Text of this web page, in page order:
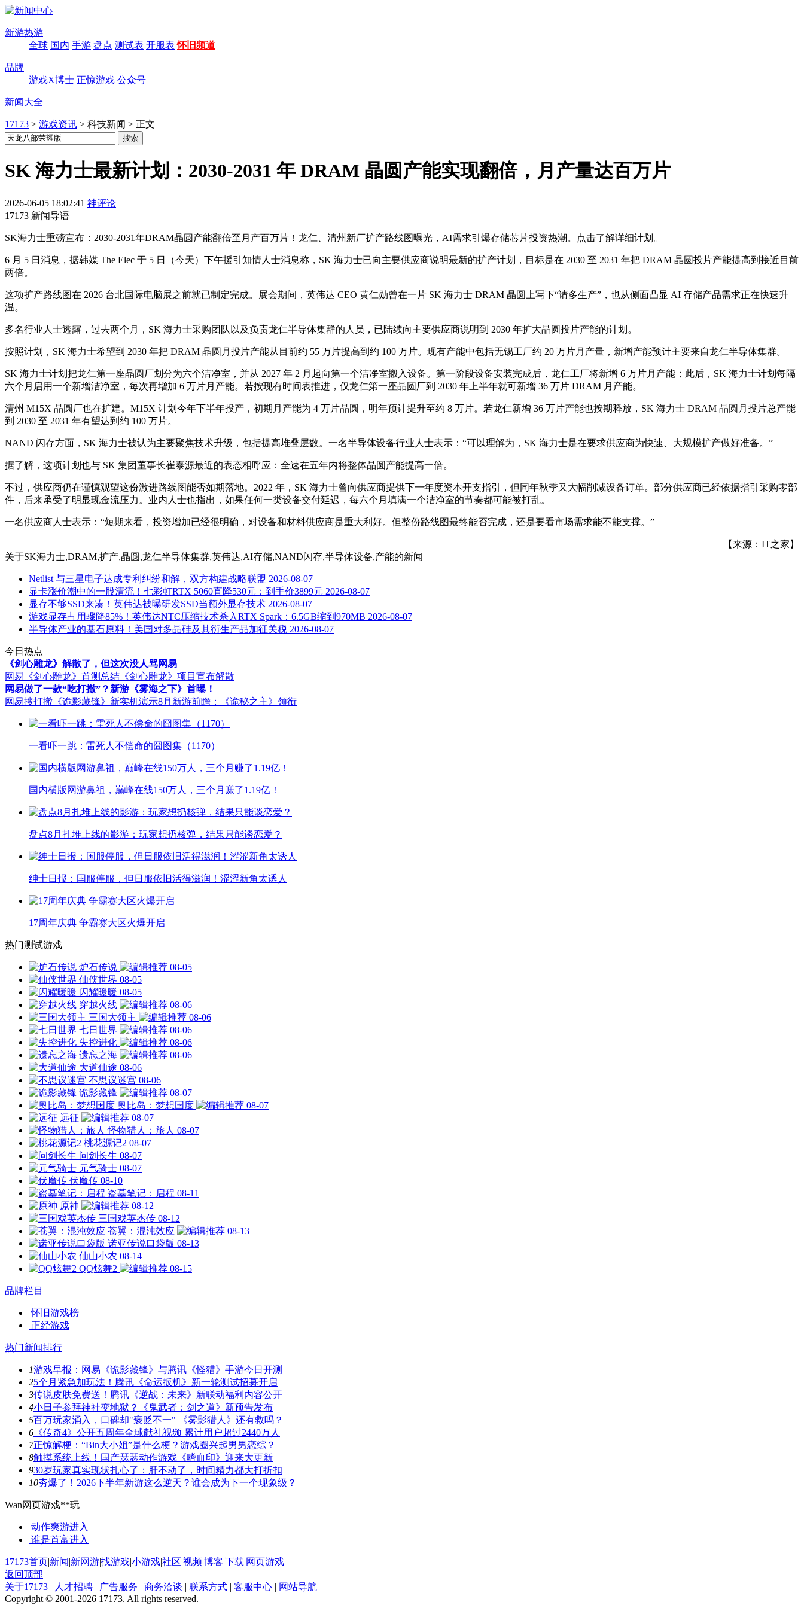
新游热游
全球 国内 手游 盘点 测试表 开服表 怀旧频道
品牌
游戏X博士 正惊游戏 公众号
新闻大全
17173 > 游戏资讯 > 科技新闻 > 正文
SK 海力士最新计划：2030-2031 年 DRAM 晶圆产能实现翻倍，月产量达百万片
2026-06-05 18:02:41 神评论
17173 新闻导语
SK海力士重磅宣布：2030-2031年DRAM晶圆产能翻倍至月产百万片！龙仁、清州新厂扩产路线图曝光，AI需求引爆存储芯片投资热潮。点击了解详细计划。
6 月 5 日消息，据韩媒 The Elec 于 5 日（今天）下午援引知情人士消息称，SK 海力士已向主要供应商说明最新的扩产计划，目标是在 2030 至 2031 年把 DRAM 晶圆投片产能提高到接近目前
两倍。
这项扩产路线图在 2026 台北国际电脑展之前就已制定完成。展会期间，英伟达 CEO 黄仁勋曾在一片 SK 海力士 DRAM 晶圆上写下“请多生产”，也从侧面凸显 AI 存储产品需求正在快速升
温。
多名行业人士透露，过去两个月，SK 海力士采购团队以及负责龙仁半导体集群的人员，已陆续向主要供应商说明到 2030 年扩大晶圆投片产能的计划。
按照计划，SK 海力士希望到 2030 年把 DRAM 晶圆月投片产能从目前约 55 万片提高到约 100 万片。现有产能中包括无锡工厂约 20 万片月产量，新增产能预计主要来自龙仁半导体集群。
SK 海力士计划把龙仁第一座晶圆厂划分为六个洁净室，并从 2027 年 2 月起向第一个洁净室搬入设备。第一阶段设备安装完成后，龙仁工厂将新增 6 万片月产能；此后，SK 海力士计划每隔
六个月启用一个新增洁净室，每次再增加 6 万片月产能。若按现有时间表推进，仅龙仁第一座晶圆厂到 2030 年上半年就可新增 36 万片 DRAM 月产能。
清州 M15X 晶圆厂也在扩建。M15X 计划今年下半年投产，初期月产能为 4 万片晶圆，明年预计提升至约 8 万片。若龙仁新增 36 万片产能也按期释放，SK 海力士 DRAM 晶圆月投片总产能
到 2030 至 2031 年有望达到约 100 万片。
NAND 闪存方面，SK 海力士被认为主要聚焦技术升级，包括提高堆叠层数。一名半导体设备行业人士表示：“可以理解为，SK 海力士是在要求供应商为快速、大规模扩产做好准备。”
据了解，这项计划也与 SK 集团董事长崔泰源最近的表态相呼应：全速在五年内将整体晶圆产能提高一倍。
不过，供应商仍在谨慎观望这份激进路线图能否如期落地。2022 年，SK 海力士曾向供应商提供下一年度资本开支指引，但同年秋季又大幅削减设备订单。部分供应商已经依据指引采购零部
件，后来承受了明显现金流压力。业内人士也指出，如果任何一类设备交付延迟，每六个月填满一个洁净室的节奏都可能被打乱。
一名供应商人士表示：“短期来看，投资增加已经很明确，对设备和材料供应商是重大利好。但整份路线图最终能否完成，还是要看市场需求能不能支撑。”
【来源：IT之家】
关于SK海力士,DRAM,扩产,晶圆,龙仁半导体集群,英伟达,AI存储,NAND闪存,半导体设备,产能的新闻
Netlist 与三星电子达成专利纠纷和解，双方构建战略联盟 2026-08-07
显卡涨价潮中的一股清流！七彩虹RTX 5060直降530元：到手价3899元 2026-08-07
显存不够SSD来凑！英伟达被曝研发SSD当额外显存技术 2026-08-07
游戏显存占用骤降85%！英伟达NTC压缩技术杀入RTX Spark：6.5GB缩到970MB 2026-08-07
半导体产业的基石原料！美国对多晶硅及其衍生产品加征关税 2026-08-07
今日热点
《剑心雕龙》解散了，但这次没人骂网易
网易《剑心雕龙》首测总结 《剑心雕龙》项目宣布解散
网易做了一款“吃打撤”？新游《雾海之下》首曝！
网易搜打撤《诡影藏锋》新实机演示8月新游前瞻：《诡秘之主》领衔
一看吓一跳：雷死人不偿命的囧图集（1170）
国内横版网游鼻祖，巅峰在线150万人，三个月赚了1.19亿！
盘点8月扎堆上线的影游：玩家想扔核弹，结果只能谈恋爱？
绅士日报：国服停服，但日服依旧活得滋润！涩涩新角太诱人
17周年庆典 争霸赛大区火爆开启
热门测试游戏
炉石传说
08-05
仙侠世界 08-05
闪耀暖暖 08-05
穿越火线
08-06
三国大领主
08-06
七日世界
08-06
失控进化
08-06
遗忘之海
08-06
大道仙途 08-06
不思议迷宫 08-06
诡影藏锋
08-07
奥比岛：梦想国度
08-07
远征
08-07
怪物猎人：旅人 08-07
桃花源记2 08-07
问剑长生 08-07
元气骑士 08-07
伏魔传 08-10
盗墓笔记：启程 08-11
原神
08-12
三国戏英杰传 08-12
苍翼：混沌效应
08-13
诺亚传说口袋版 08-13
仙山小农 08-14
QQ炫舞2
08-15
品牌栏目
怀旧游戏榜
正经游戏
热门新闻排行
1游戏早报：网易《诡影藏锋》与腾讯《怪猎》手游今日开测
25个月紧急加玩法！腾讯《命运扳机》新一轮测试招募开启
3传说皮肤免费送！腾讯《逆战：未来》新联动福利内容公开
4小日子参拜神社变地狱？《鬼武者：剑之道》新预告发布
5百万玩家涌入，口碑却"褒贬不一" 《雾影猎人》还有救吗？
6 《传奇4》公开五周年全球献礼视频 累计用户超过2440万人
7正惊解梗：“Bin大小姐”是什么梗？游戏圈兴起男男恋综？
8触摸系统上线！国产瑟瑟动作游戏《嗜血印》迎来大更新
930岁玩家真实现状扎心了：肝不动了，时间精力都大打折扣
10夯爆了！2026下半年新游这么逆天？谁会成为下一个现象级？
Wan网页游戏**玩
动作爽游进入
谁是首富进入
17173首页|新闻|新网游|找游戏|小游戏|社区|视频|博客|下载|网页游戏
返回顶部
关于17173 | 人才招聘 | 广告服务 | 商务洽谈 | 联系方式 | 客服中心 | 网站导航
Copyright © 2001-2026 17173. All rights reserved.